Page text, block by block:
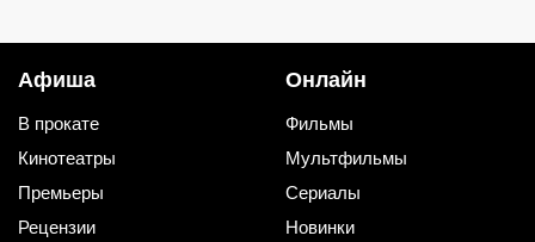
Афиша
В прокате
Кинотеатры
Премьеры
Рецензии
Онлайн
Фильмы
Мультфильмы
Сериалы
Новинки